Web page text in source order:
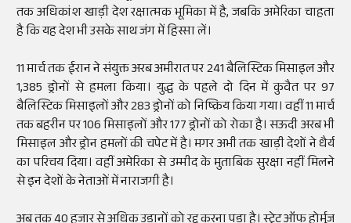
तक अधिकांश खाड़ी देश रक्षात्मक भूमिका में है, जबकि अमेरिका चाहता
है कि यह देश भी उसके साथ जंग में हिस्सा लें।
11 मार्च तक ईरान ने संयुक्त अरब अमीरात पर 241 बैलिस्टिक मिसाइल और
1,385 ड्रोनों से हमला किया। युद्ध के पहले दो दिन में कुवैत पर 97
बैलिस्टिक मिसाइलों और 283 ड्रोनों को निष्क्रिय किया गया। वहीं 11 मार्च
तक बहरीन पर 106 मिसाइलों और 177 ड्रोनों को रोका है। सऊदी अरब भी
मिसाइल और ड्रोन हमलों की चपेट में है। मगर अभी तक खाड़ी देशों ने धैर्य
का परिचय दिया। वहीं अमेरिका से उम्मीद के मुताबिक सुरक्षा नहीं मिलने
से इन देशों के नेताओं में नाराजगी है।